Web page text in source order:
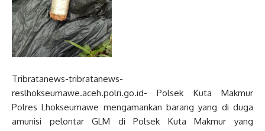
Tribratanews-tribratanews-
reslhokseumawe.aceh.polri.go.id- Polsek Kuta Makmur
Polres Lhokseumawe mengamankan barang yang di duga
amunisi pelontar GLM di Polsek Kuta Makmur yang